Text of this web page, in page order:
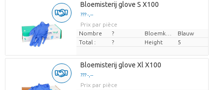
Bloemisterij glove S X100
??? -,--
Prix par pièce
Nombre
?
Blauw
Total :
? Height 5
Bloemisterij glove Xl X100
??? -,--
Prix par pièce